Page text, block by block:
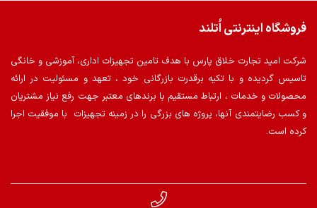
فروشگاه اینترنتی اُتلند
شرکت امید تجارت خلاق پارس با هدف تامین تجهیزات اداری، آموزشی و خانگی
تاسیس گردیده و با تکیه برقدرت بازرگانی خود ، تعهد و مسئولیت در ارائه
محصولات و خدمات ، ارتباط مستقیم با برندهای معتبر جهت رفع نیاز مشتریان
و کسب رضایتمندی آنها، پروژه های بزرگی را در زمینه تجهیزات با موفقیت اجرا
کرده است.